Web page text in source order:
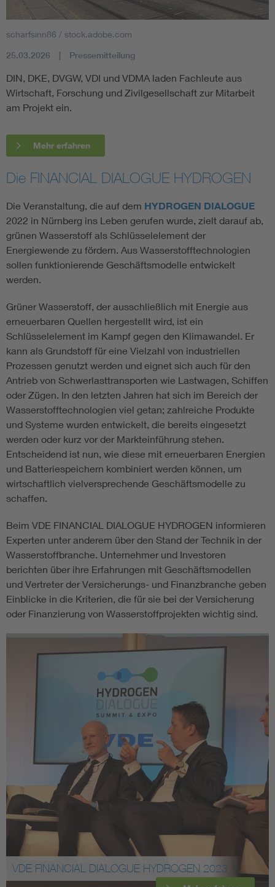
scharfsinn86 / stock.adobe.com
25.03.2026 Pressemitteilung
DIN, DKE, DVGW, VDI und VDMA laden Fachleute aus
Wirtschaft, Forschung und Zivilgesellschaft zur Mitarbeit
am Projekt ein.
Mehr erfahren
Die FINANCIAL DIALOGUE HYDROGEN
Die Veranstaltung, die auf dem HYDROGEN DIALOGUE
2022 in Nürnberg ins Leben gerufen wurde, zielt darauf ab,
grünen Wasserstoff als Schlüsselelement der
Energiewende zu fördern. Aus Wasserstofftechnologien
sollen funktionierende Geschäftsmodelle entwickelt
werden.
Grüner Wasserstoff, der ausschließlich mit Energie aus
erneuerbaren Quellen hergestellt wird, ist ein
Schlüsselelement im Kampf gegen den Klimawandel. Er
kann als Grundstoff für eine Vielzahl von industriellen
Prozessen genutzt werden und eignet sich auch für den
Antrieb von Schwerlasttransporten wie Lastwagen, Schiffen
oder Zügen. In den letzten Jahren hat sich im Bereich der
Wasserstofftechnologien viel getan; zahlreiche Produkte
und Systeme wurden entwickelt, die bereits eingesetzt
werden oder kurz vor der Markteinführung stehen.
Entscheidend ist nun, wie diese mit erneuerbaren Energien
und Batteriespeichern kombiniert werden können, um
wirtschaftlich vielversprechende Geschäftsmodelle zu
schaffen.
Beim VDE FINANCIAL DIALOGUE HYDROGEN informieren
Experten unter anderem über den Stand der Technik in der
Wasserstoffbranche. Unternehmer und Investoren
berichten über ihre Erfahrungen mit Geschäftsmodellen
und Vertreter der Versicherungs- und Finanzbranche geben
Einblicke in die Kriterien, die für sie bei der Versicherung
oder Finanzierung von Wasserstoffprojekten wichtig sind.
VDE FINANCIAL DIALOGUE HYDROGEN 2023